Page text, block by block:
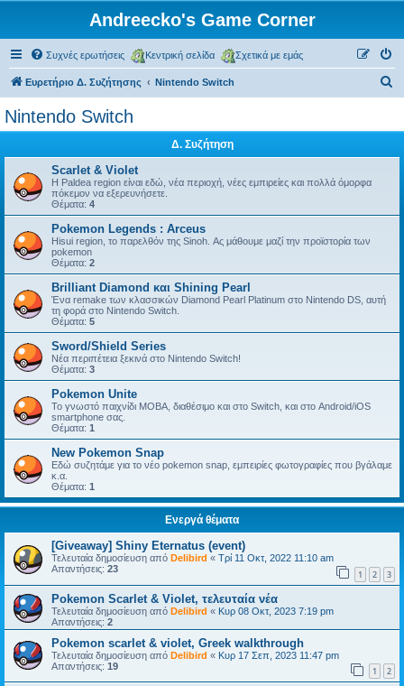
Andreecko's Game Corner
Συχνές ερωτήσεις Κεντρική σελίδα Σχετικά με εμάς
Ευρετήριο Δ. Συζήτησης Nintendo Switch
Nintendo Switch
Δ. Συζήτηση
Scarlet & Violet
Η Paldea region είναι εδώ, νέα περιοχή, νέες εμπιρείες και πολλά όμορφα
πόκεμον να εξερευνήσετε.
Θέματα: 4
Pokemon Legends : Arceus
Hisui region, το παρελθόν της Sinoh. Ας μάθουμε μαζί την προϊστορία των
pokemon
Θέματα: 2
Brilliant Diamond και Shining Pearl
Ένα remake των κλασσικών Diamond Pearl Platinum στο Nintendo DS, αυτή
τη φορά στο Nintendo Switch.
Θέματα: 5
Sword/Shield Series
Νέα περιπέτεια ξεκινά στο Nintendo Switch!
Θέματα: 3
Pokemon Unite
Το γνωστό παιχνίδι MOBA, διαθέσιμο και στο Switch, και στο Android/iOS
smartphone σας.
Θέματα: 1
New Pokemon Snap
Εδώ συζητάμε για το νέο pokemon snap, εμπειρίες φωτογραφίες που βγάλαμε
κ.α.
Θέματα: 1
Ενεργά θέματα
[Giveaway] Shiny Eternatus (event)
Τελευταία δημοσίευση από Delibird « Τρί 11 Οκτ, 2022 11:10 am
Απαντήσεις: 23 1 2 3
Pokemon Scarlet & Violet, τελευταία νέα
Τελευταία δημοσίευση από Delibird « Κυρ 08 Οκτ, 2023 7:19 pm
Απαντήσεις: 2
Pokemon scarlet & violet, Greek walkthrough
Τελευταία δημοσίευση από Delibird « Κυρ 17 Σεπ, 2023 11:47 pm
Απαντήσεις: 19 1 2